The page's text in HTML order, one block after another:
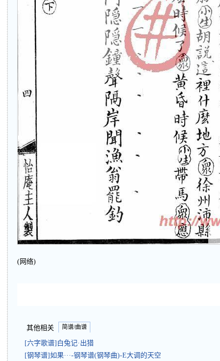
(网络)
其他相关 简谱/曲谱
[六字歌谱]白兔记·出猎
[钢琴谱]如果···-钢琴谱(钢琴曲)-E大调的天空